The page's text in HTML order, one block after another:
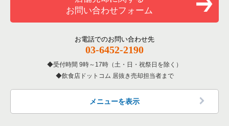
洋食の居抜き売却物件の案件一覧
その他の居抜き売却物件の案件一覧
柏市の飲食店の居抜き売却物件の案件一覧
館山市の飲食店の居抜き売却物件の案件一覧
千葉市花見川区の飲食店の居抜き売却物件の案件一覧
我孫子市の飲食店の居抜き売却物件の案件一覧
千葉県の居酒屋・ダイニングバーの居抜き売却物件の案件一覧
千葉県の和食の居抜き売却物件の案件一覧
千葉県の洋食の居抜き売却物件の案件一覧
千葉県のその他の居抜き売却物件の案件一覧
お問い合わせフォーム
お電話でのお問い合わせ先
03-6452-2190
受付時間 9時～17時（土・日・祝祭日を除く）
飲食店ドットコム 居抜き売却担当者まで
メニューを表示